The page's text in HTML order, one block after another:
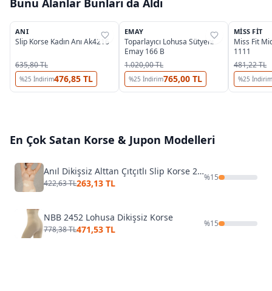
Bunu Alanlar Bunları da Aldı
%37
ANI
Slip Korse Kadın Anı Ak4216
635,80 TL
%25 İndirim476,85 TL
%32
EMAY
Toparlayıcı Lohusa Sütyeni
Emay 166 B
1.020,00 TL
%25 İndirim765,00 TL
%34
MISS FIT
Miss Fit
1111
481,22 TL
%25 İndirim
En Çok Satan Korse & Jupon Modelleri
Anıl Dikişsiz Alttan Çıtçıtlı Slip Korse 2540s
422,63 TL263,13 TL
%15
NBB 2452 Lohusa Dikişsiz Korse
778,38 TL471,53 TL
%15